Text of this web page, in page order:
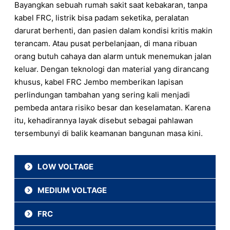
Bayangkan sebuah rumah sakit saat kebakaran, tanpa
kabel FRC, listrik bisa padam seketika, peralatan
darurat berhenti, dan pasien dalam kondisi kritis makin
terancam. Atau pusat perbelanjaan, di mana ribuan
orang butuh cahaya dan alarm untuk menemukan jalan
keluar. Dengan teknologi dan material yang dirancang
khusus, kabel FRC Jembo memberikan lapisan
perlindungan tambahan yang sering kali menjadi
pembeda antara risiko besar dan keselamatan. Karena
itu, kehadirannya layak disebut sebagai pahlawan
tersembunyi di balik keamanan bangunan masa kini.
LOW VOLTAGE
NYRY
NA2XFGbY
MEDIUM VOLTAGE
NA2XCY
FRC